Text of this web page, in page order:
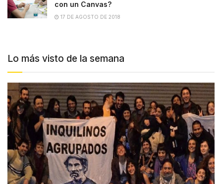
con un Canvas?
17 DE AGOSTO DE 2018
Lo más visto de la semana